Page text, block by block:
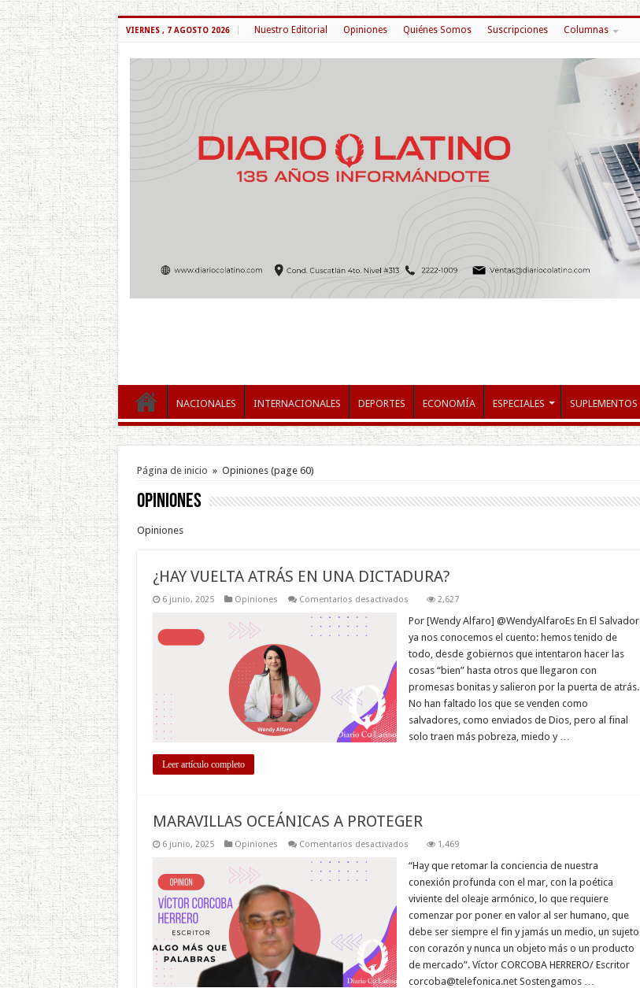
VIERNES , 7 AGOSTO 2026 Nuestro Editorial Opiniones Quiénes Somos Suscripciones Columnas
NACIONALES INTERNACIONALES DEPORTES ECONOMÍA ESPECIALES SUPLEMENTOS
Página de inicio » Opiniones(page 60)
Opiniones
Opiniones
¿HAY VUELTA ATRÁS EN UNA DICTADURA?
6 junio, 2025 Opiniones Comentarios desactivadosen
VUELTA
ATRÁS
EN
UNA
DICTADURA?
2,627
Por [Wendy Alfaro] @WendyAlfaroEs En El Salvador
ya nos conocemos el cuento: hemos tenido de
todo, desde gobiernos que intentaron hacer las
cosas “bien” hasta otros que llegaron con
promesas bonitas y salieron por la puerta de atrás.
No han faltado los que se venden como
salvadores, como enviados de Dios, pero al final
solo traen más pobreza, miedo y …
Leer artículo completo
MARAVILLAS OCEÁNICAS A PROTEGER
6 junio, 2025 Opiniones Comentarios desactivadosen
OCEÁNICAS
PROTEGER
1,469
“Hay que retomar la conciencia de nuestra
conexión profunda con el mar, con la poética
viviente del oleaje armónico, lo que requiere
comenzar por poner en valor al ser humano, que
debe ser siempre el fin y jamás un medio, un sujeto
con corazón y nunca un objeto más o un producto
de mercado”. Víctor CORCOBA HERRERO/ Escritor
corcoba@telefonica.netSostengamos …